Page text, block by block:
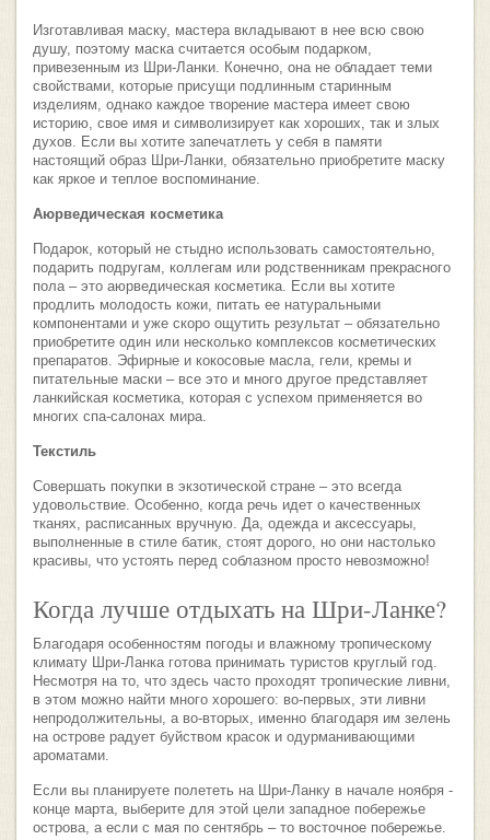
Изготавливая маску, мастера вкладывают в нее всю свою
душу, поэтому маска считается особым подарком,
привезенным из Шри-Ланки. Конечно, она не обладает теми
свойствами, которые присущи подлинным старинным
изделиям, однако каждое творение мастера имеет свою
историю, свое имя и символизирует как хороших, так и злых
духов. Если вы хотите запечатлеть у себя в памяти
настоящий образ Шри-Ланки, обязательно приобретите маску
как яркое и теплое воспоминание.
Аюрведическая косметика
Подарок, который не стыдно использовать самостоятельно,
подарить подругам, коллегам или родственникам прекрасного
пола – это аюрведическая косметика. Если вы хотите
продлить молодость кожи, питать ее натуральными
компонентами и уже скоро ощутить результат – обязательно
приобретите один или несколько комплексов косметических
препаратов. Эфирные и кокосовые масла, гели, кремы и
питательные маски – все это и много другое представляет
ланкийская косметика, которая с успехом применяется во
многих спа-салонах мира.
Текстиль
Совершать покупки в экзотической стране – это всегда
удовольствие. Особенно, когда речь идет о качественных
тканях, расписанных вручную. Да, одежда и аксессуары,
выполненные в стиле батик, стоят дорого, но они настолько
красивы, что устоять перед соблазном просто невозможно!
Когда лучше отдыхать на Шри-Ланке?
Благодаря особенностям погоды и влажному тропическому
климату Шри-Ланка готова принимать туристов круглый год.
Несмотря на то, что здесь часто проходят тропические ливни,
в этом можно найти много хорошего: во-первых, эти ливни
непродолжительны, а во-вторых, именно благодаря им зелень
на острове радует буйством красок и одурманивающими
ароматами.
Если вы планируете полететь на Шри-Ланку в начале ноября -
конце марта, выберите для этой цели западное побережье
острова, а если с мая по сентябрь – то восточное побережье.